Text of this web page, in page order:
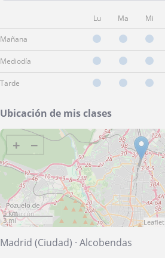
Lu Ma Mi
Mañana
Mediodía
Tarde
Ubicación de mis clases
+ −
5 km
3 mi
Leaflet
Madrid (Ciudad) · Alcobendas